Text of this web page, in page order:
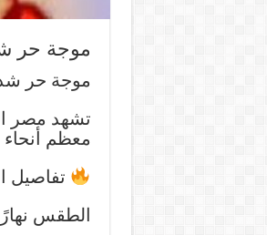
موجة حر
موجة حر
معظم أنحاء
تفاصيل
الطقس